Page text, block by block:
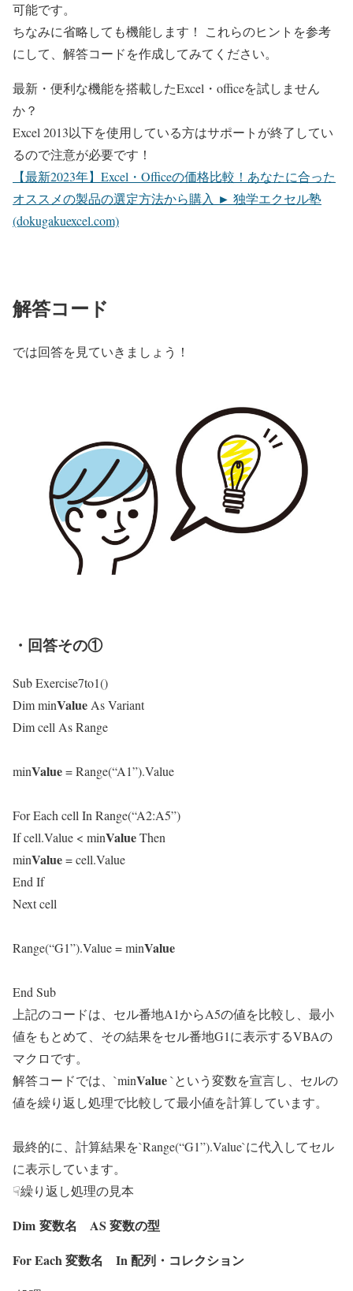
可能です。
ちなみに省略しても機能します！ これらのヒントを参考
にして、解答コードを作成してみてください。
最新・便利な機能を搭載したExcel・officeを試しません
か？
Excel 2013以下を使用している方はサポートが終了してい
るので注意が必要です！
【最新2023年】Excel・Officeの価格比較！あなたに合った
オススメの製品の選定方法から購入 ► 独学エクセル塾
(dokugakuexcel.com)
解答コード
では回答を見ていきましょう！
・回答その①
Sub Exercise7to1()
DimminValueAs Variant
Dim cell As Range
minValue= Range(“A1”).Value
For Each cell In Range(“A2:A5”)
If cell.Value < minValueThen
minValue= cell.Value
End If
Next cell
Range(“G1”).Value =minValue
End Sub
上記のコードは、セル番地A1からA5の値を比較し、最小
値をもとめて、その結果をセル番地G1に表示するVBAの
マクロです。
解答コードでは、`minValue`という変数を宣言し、セルの
値を繰り返し処理で比較して最小値を計算しています。
最終的に、計算結果を`Range(“G1”).Value`に代入してセル
に表示しています。
☟繰り返し処理の見本
Dim 変数名 AS 変数の型
For Each変数名 In 配列・コレクション